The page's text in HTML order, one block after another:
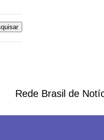
Rede Brasil de